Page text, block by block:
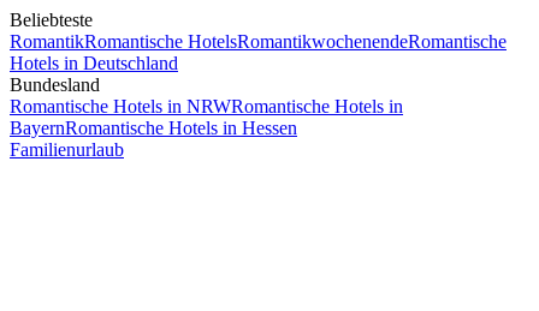
Beliebteste
RomantikRomantische HotelsRomantikwochenendeRomantische
Hotels in Deutschland
Bundesland
Romantische Hotels in NRWRomantische Hotels in
BayernRomantische Hotels in Hessen
Familienurlaub